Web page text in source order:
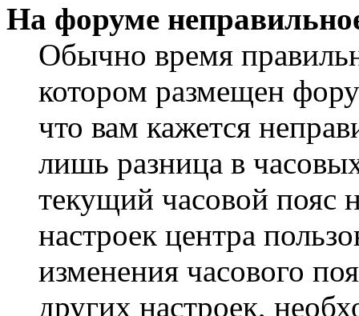
На форуме
Обычно время
котором размещен
что вам кажется
лишь разница в
текущий часовой пояс
настроек центра
изменения часового
других настроек,